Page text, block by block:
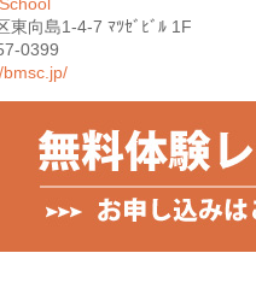
東向島1-4-7 ﾏﾂｾﾞﾋﾞﾙ 1F
0399
bmsc.jp/